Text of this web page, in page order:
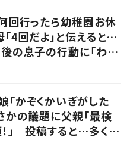
回行ったら幼稚園お休
「4回だよ」と伝えると…
の息子の行動に「わか
「かぞくかいぎがした
かの議題に父親「最検
」 投稿すると…多くの